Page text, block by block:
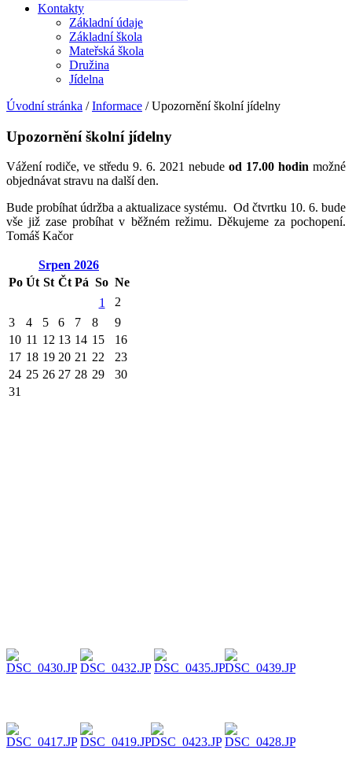
Kontakty
Základní údaje
Základní škola
Mateřská škola
Družina
Jídelna
Úvodní stránka /Informace /Upozornění školní jídelny
Upozornění školní jídelny
Vážení rodiče, ve středu 9. 6. 2021 nebude od 17.00 hodin možné
objednávat stravu na další den.
Bude probíhat údržba a aktualizace systému. Od čtvrtku 10. 6. bude
vše již zase probíhat v běžném režimu. Děkujeme za pochopení.
Tomáš Kačor
Srpen 2026
Po Út St Čt Pá So Ne
1
2
3
4 5 6 7 8
9
10 11 12 13 14 15
16
17 18 19 20 21 22
23
24 25 26 27 28 29
30
31